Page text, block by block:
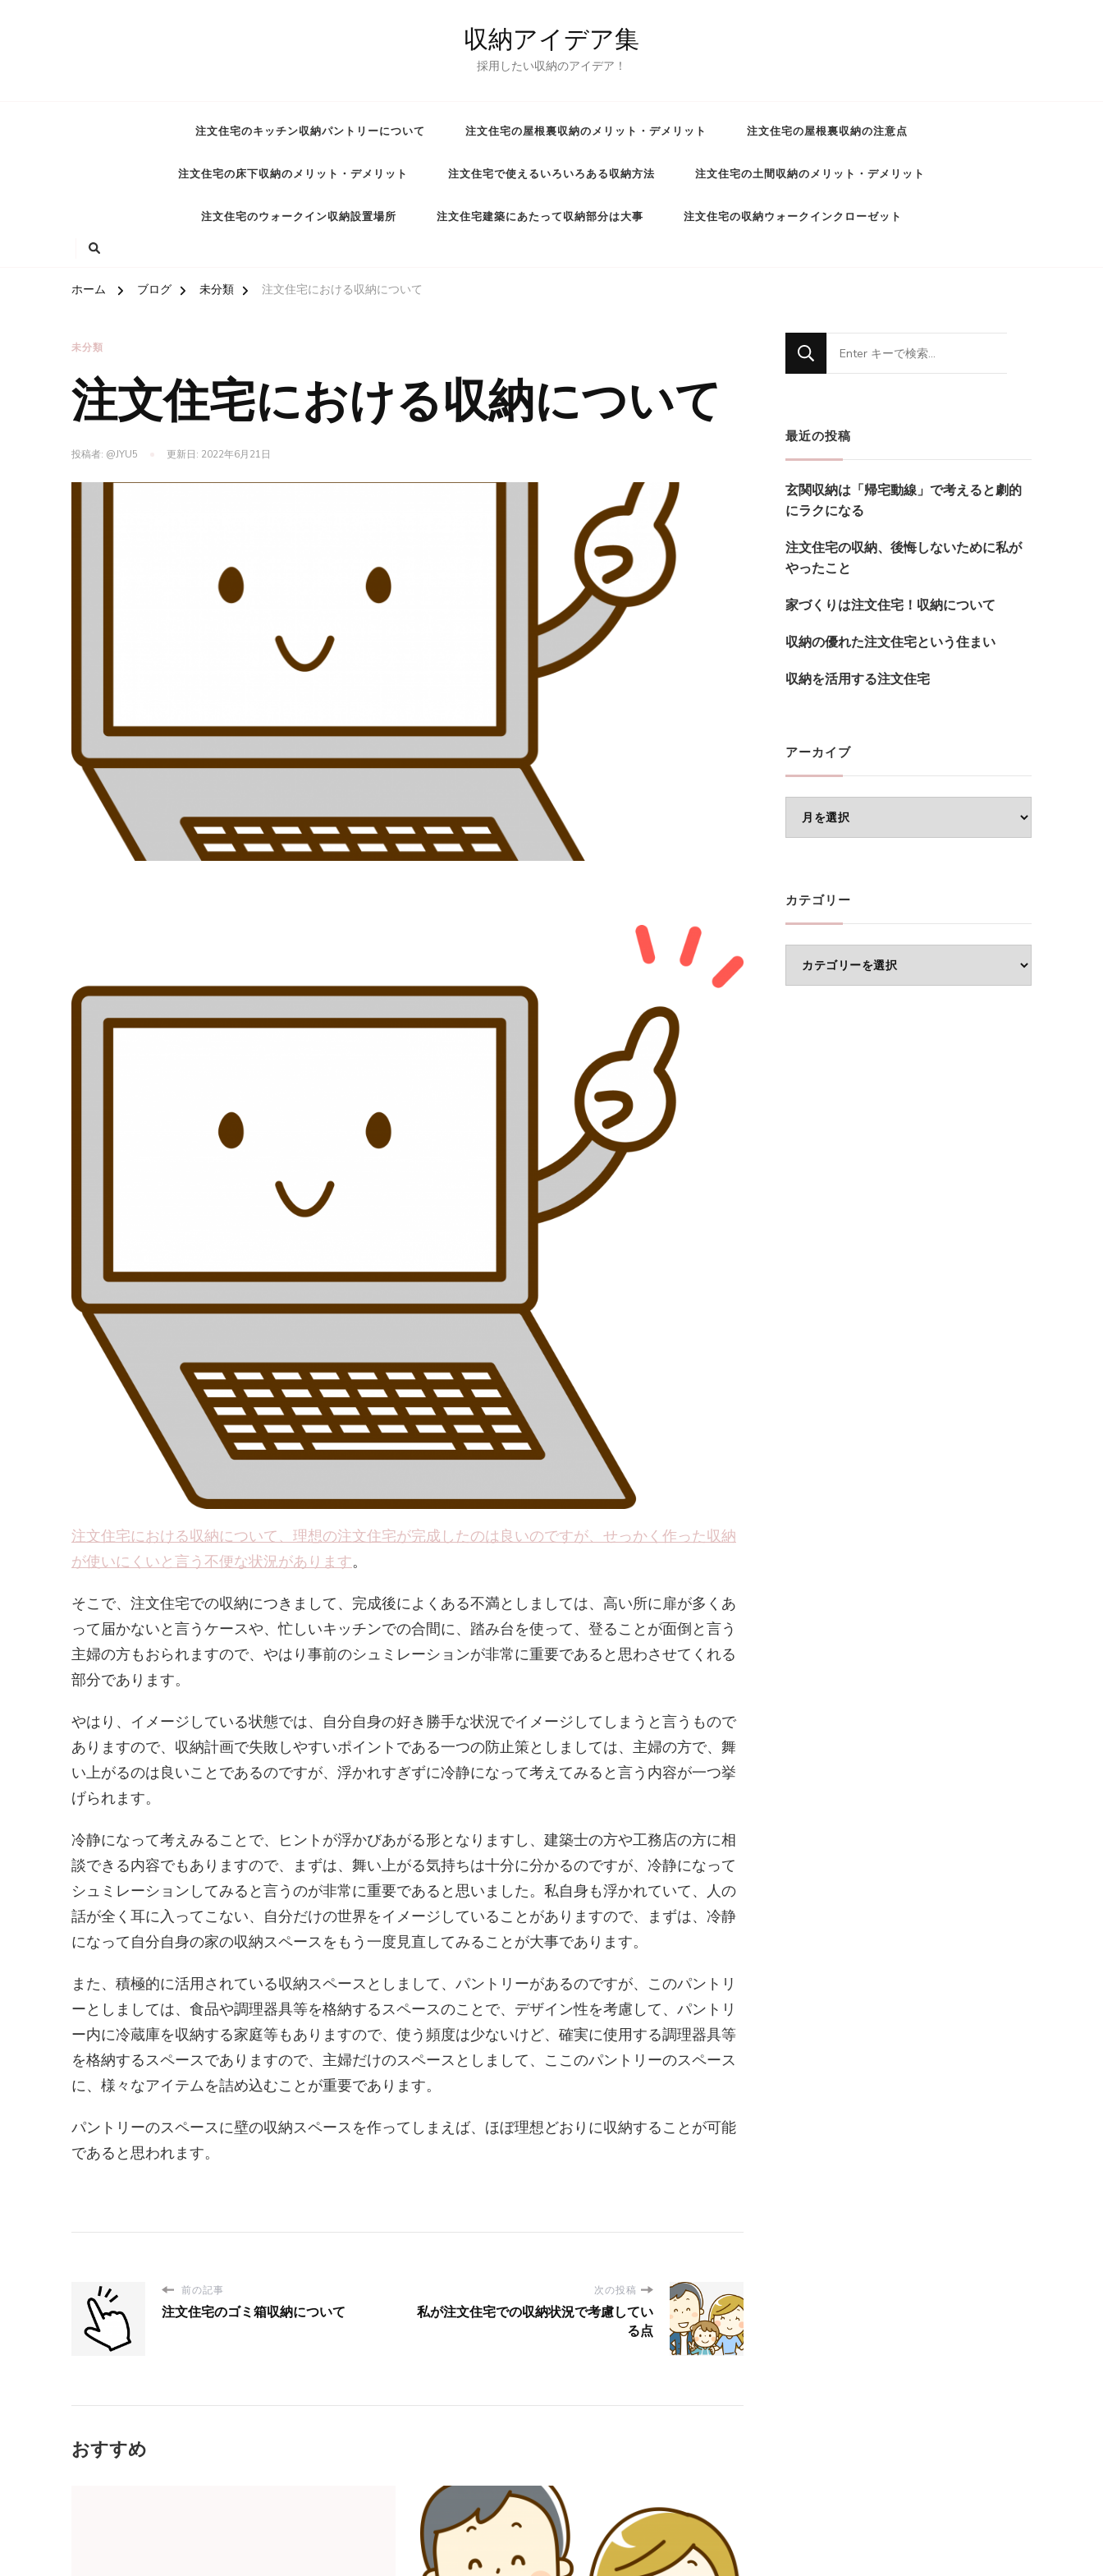
収納アイデア集
採用したい収納のアイデア！
注文住宅のキッチン収納パントリーについて 注文住宅の屋根裏収納のメリット・デメリット 注文住宅の屋根裏収納の注意点
注文住宅の床下収納のメリット・デメリット 注文住宅で使えるいろいろある収納方法 注文住宅の土間収納のメリット・デメリット
注文住宅のウォークイン収納設置場所 注文住宅建築にあたって収納部分は大事 注文住宅の収納ウォークインクローゼット
ホーム ブログ 未分類 注文住宅における収納について
未分類
注文住宅における収納について
投稿者: @JYU5 更新日: 2022年6月21日
注文住宅における収納について、理想の注文住宅が完成したのは良いのですが、せっかく作った収納
が使いにくいと言う不便な状況があります。
そこで、注文住宅での収納につきまして、完成後によくある不満としましては、高い所に扉が多くあ
って届かないと言うケースや、忙しいキッチンでの合間に、踏み台を使って、登ることが面倒と言う
主婦の方もおられますので、やはり事前のシュミレーションが非常に重要であると思わさせてくれる
部分であります。
やはり、イメージしている状態では、自分自身の好き勝手な状況でイメージしてしまうと言うもので
ありますので、収納計画で失敗しやすいポイントである一つの防止策としましては、主婦の方で、舞
い上がるのは良いことであるのですが、浮かれすぎずに冷静になって考えてみると言う内容が一つ挙
げられます。
冷静になって考えみることで、ヒントが浮かびあがる形となりますし、建築士の方や工務店の方に相
談できる内容でもありますので、まずは、舞い上がる気持ちは十分に分かるのですが、冷静になって
シュミレーションしてみると言うのが非常に重要であると思いました。私自身も浮かれていて、人の
話が全く耳に入ってこない、自分だけの世界をイメージしていることがありますので、まずは、冷静
になって自分自身の家の収納スペースをもう一度見直してみることが大事であります。
また、積極的に活用されている収納スペースとしまして、パントリーがあるのですが、このパントリ
ーとしましては、食品や調理器具等を格納するスペースのことで、デザイン性を考慮して、パントリ
ー内に冷蔵庫を収納する家庭等もありますので、使う頻度は少ないけど、確実に使用する調理器具等
を格納するスペースでありますので、主婦だけのスペースとしまして、ここのパントリーのスペース
に、様々なアイテムを詰め込むことが重要であります。
パントリーのスペースに壁の収納スペースを作ってしまえば、ほぼ理想どおりに収納することが可能
であると思われます。
前の記事
注文住宅のゴミ箱収納について
次の投稿
私が注文住宅での収納状況で考慮してい
る点
おすすめ
に
探
で
す
か
?
最近の投稿
玄関収納は「帰宅動線」で考えると劇的
にラクになる
注文住宅の収納、後悔しないために私が
やったこと
家づくりは注文住宅！収納について
収納の優れた注文住宅という住まい
収納を活用する注文住宅
アーカイブ
ー
ブ
カテゴリー
テ